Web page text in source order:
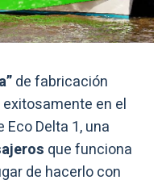
de fabricación
en el
Eco Delta 1, una
que funciona
de hacerlo con